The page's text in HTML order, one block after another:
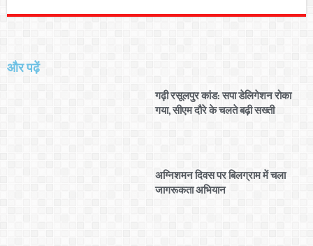
और पढ़ें
गढ़ी रसूलपुर कांड: सपा डेलिगेशन रोका
गया, सीएम दौरे के चलते बढ़ी सख्ती
अग्निशमन दिवस पर बिलग्राम में चला
जागरूकता अभियान